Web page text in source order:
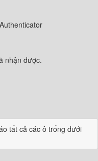
nhận được.
tất cả các ô trống dưới